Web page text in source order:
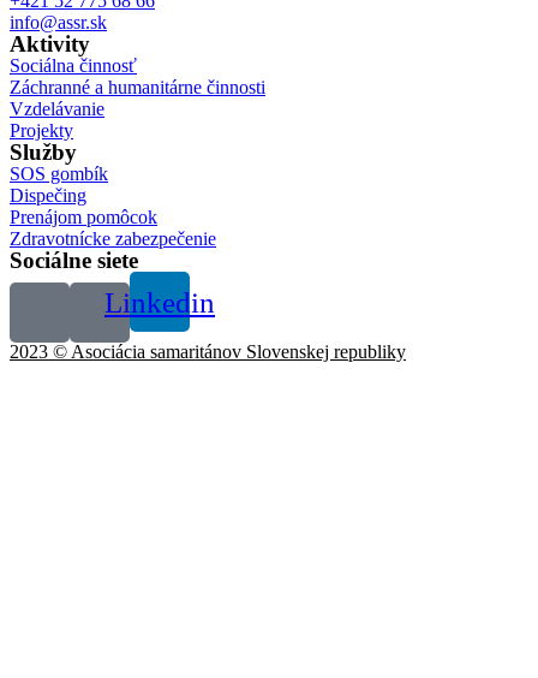
info@assr.sk
Aktivity
Sociálna činnosť
Záchranné a humanitárne činnosti
Vzdelávanie
Projekty
Služby
SOS gombík
Dispečing
Prenájom pomôcok
Zdravotnícke zabezpečenie
Sociálne siete
Linkedin
2023 © Asociácia samaritánov Slovenskej republiky